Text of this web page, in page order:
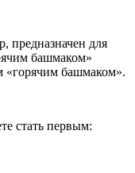
, предназначен для
башмаком»
«горячим башмаком».
стать первым: